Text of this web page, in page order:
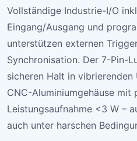
Vollständige Industrie-I/O
Eingang/Ausgang und
unterstützen externen
Synchronisation. Der 7-Pin-
sicheren Halt in
CNC-Aluminiumgehäuse mit
Leistungsaufnahme <3 W –
auch unter harschen